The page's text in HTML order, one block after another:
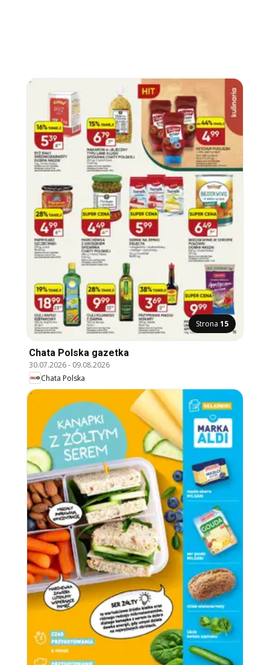
Strona 15
Chata Polska gazetka
30.07.2026- 09.08.2026
Chata Polska